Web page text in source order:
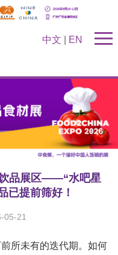
中文 EN
品展区——“水吧星
已提前筛好！
05-21
所未有的迭代期。如何